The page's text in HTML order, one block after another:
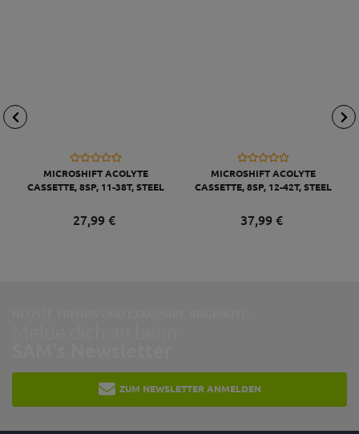
MICROSHIFT ACOLYTE
CASSETTE, 8SP, 11-38T, STEEL
27,99 €
MICROSHIFT ACOLYTE
CASSETTE, 8SP, 12-42T, STEEL
37,99 €
ZUM NEWSLETTER ANMELDEN